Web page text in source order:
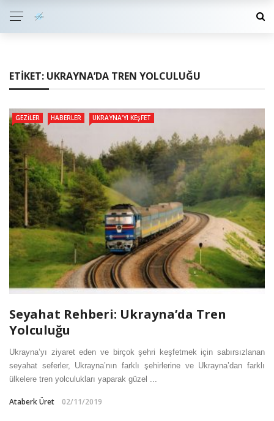
ETIKET: UKRAYNA’DA TREN YOLCULUĞU
GEZILER HABERLER UKRAYNA'YI KEŞFET
Seyahat Rehberi: Ukrayna’da Tren
Yolculuğu
Ukrayna’yı ziyaret eden ve birçok şehri keşfetmek için sabırsızlanan
seyahat seferler, Ukrayna’nın farklı şehirlerine ve Ukrayna’dan farklı
ülkelere tren yolculukları yaparak güzel ...
Ataberk Üret 02/11/2019